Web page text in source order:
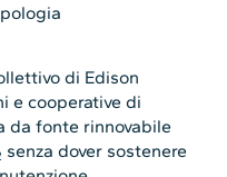
di Edison
e cooperative di
da fonte rinnovabile
senza dover sostenere